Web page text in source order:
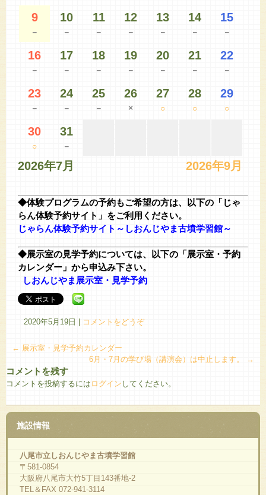
9
－
10
－
11
－
12
－
13
－
14
－
15
－
16
－
17
－
18
－
19
－
20
－
21
－
22
－
23
－
24
－
25
－
26
×
27
○
28
○
29
○
30
○
31
－
2026年7月 2026年9月
◆体験プログラムの予約もご希望の方は、以下の「じゃ
らん体験予約サイト」をご利用ください。
じゃらん体験予約サイト～しおんじやま古墳学習館～
◆展示室の見学予約については、以下の「展示室・予約
カレンダー」 から申込み下さい。
しおんじやま展示室・見学予約
2020年5月19日 コメントをどうぞ
← 展示室・見学予約カレンダー
6月・7月の学び場（講演会）は中止します。
→
コメントを残す
コメントを投稿するには ログイン してください。
施設情報
八尾市立しおんじやま古墳学習館
〒581-0854
大阪府八尾市大竹5丁目143番地-2
TEL＆FAX 072-941-3114